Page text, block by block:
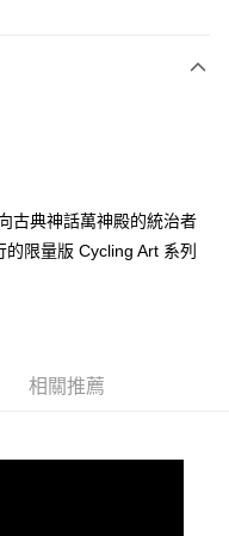
費
古典神話萬神殿的統治者
限量版 Cycling Art 系列
相關推薦